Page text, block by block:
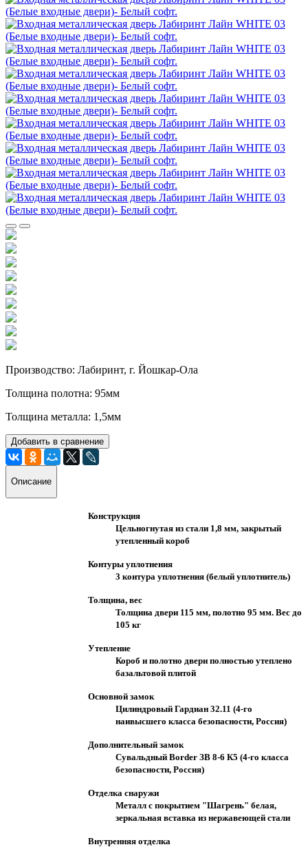
Производство: Лабиринт, г. Йошкар-Ола
Толщина полотна: 95мм
Толщина металла: 1,5мм
Добавить в сравнение
Описание
Конструкция
Цельногнутая из стали 1,8 мм, закрытый
утепленный короб
Контуры уплотнения
3 контура уплотнения (белый уплотнитель)
Толщина, вес
Толщина двери 115 мм, полотно 95 мм. Вес до
105 кг
Утепление
Короб и полотно двери полностью утеплено
базальтовой плитой
Основной замок
Цилиндровый Гардиан 32.11 (4-го
наивысшего класса безопасности, Россия)
Дополнительный замок
Сувальдный Border ЗВ 8-6 К5 (4-го класса
безопасности, Россия)
Отделка снаружи
Металл с покрытием "Шагрень" белая,
зеркальная вставка из нержавеющей стали
Внутренняя отделка